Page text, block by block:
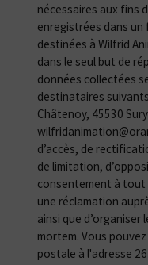
nécessaires aux fins
enregistrées dans
destinées à Wilfrid
dans le seul but de
données collectées
destinataires
Châtenoy, 45530
d’accès, de
de limitation,
consentement à tout
une réclamation
ainsi que
mortem. Vous
postale à l'adresse